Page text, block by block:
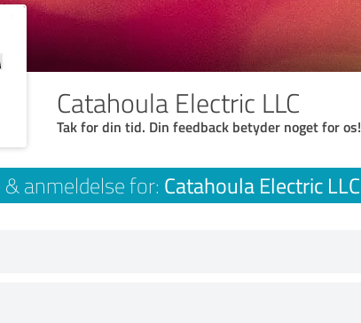
Catahoula Electric LLC
Tak for din tid. Din feedback betyder noget for os!
anmeldelse for: Catahoula Electric LLC